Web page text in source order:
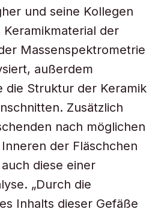
und seine Kollegen
der
Massenspektrometrie
außerdem
die Struktur der Keramik
Zusätzlich
nach möglichen
der Fläschchen
diese einer
„Durch die
Inhalts dieser Gefäße